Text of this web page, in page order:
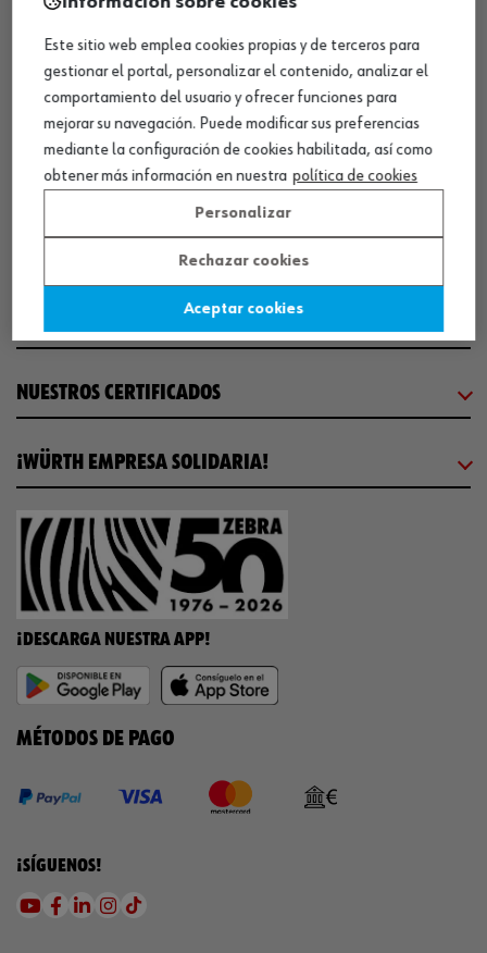
SEDE CENTRAL
CENTRO LOGÍSTICO / MUSEO
SOBRE WÜRTH
NUESTROS CERTIFICADOS
¡WÜRTH EMPRESA SOLIDARIA!
¡DESCARGA NUESTRA APP!
MÉTODOS DE PAGO
¡SÍGUENOS!
Este sitio web emplea cookies propias y de terceros para
gestionar el portal, personalizar el contenido, analizar el
comportamiento del usuario y ofrecer funciones para
mejorar su navegación. Puede modificar sus preferencias
mediante la configuración de cookies habilitada, así como
obtener más información en nuestra política de cookies
Personalizar
Rechazar cookies
Aceptar cookies